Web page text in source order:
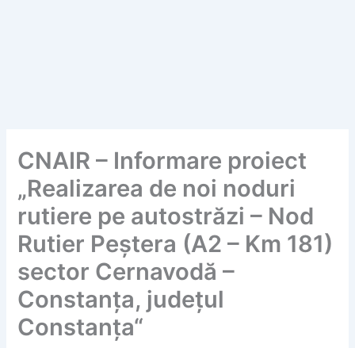
CNAIR – Informare proiect
„Realizarea de noi noduri
rutiere pe autostrăzi – Nod
Rutier Peștera (A2 – Km 181)
sector Cernavodă –
Constanța, județul
Constanța“